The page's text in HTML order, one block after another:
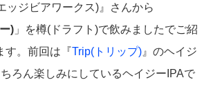
ッジビアワークス)』さんから
) 」を樽(ドラフト)で飲みましたでご紹
す。前回は『Trip(トリップ) 』のヘイジ
ろん楽しみにしているヘイジーIPAで